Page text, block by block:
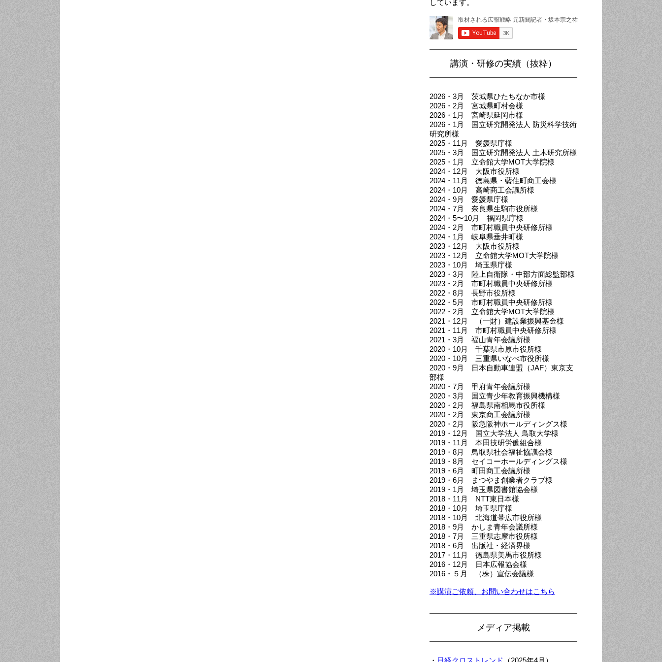
しています。
講演・研修の実績（抜粋）
2026・3月 茨城県ひたちなか市様
2026・2月 宮城県町村会様
2026・1月 宮崎県延岡市様
2026・1月 国立研究開発法人 防災科学技術
研究所様
2025・11月 愛媛県庁様
2025・3月 国立研究開発法人 土木研究所様
2025・1月 立命館大学MOT大学院様
2024・12月 大阪市役所様
2024・11月 徳島県・藍住町商工会様
2024・10月 高崎商工会議所様
2024・9月 愛媛県庁様
2024・7月 奈良県生駒市役所様
2024・5〜10月 福岡県庁様
2024・2月 市町村職員中央研修所様
2024・1月 岐阜県垂井町様
2023・12月 大阪市役所様
2023・12月 立命館大学MOT大学院様
2023・10月 埼玉県庁様
2023・3月 陸上自衛隊・中部方面総監部様
2023・2月 市町村職員中央研修所様
2022・8月 長野市役所様
2022・5月 市町村職員中央研修所様
2022・2月 立命館大学MOT大学院様
2021・12月 （一財）建設業振興基金様
2021・11月 市町村職員中央研修所様
2021・3月 福山青年会議所様
2020・10月 千葉県市原市役所様
2020・10月 三重県いなべ市役所様
2020・9月 日本自動車連盟（JAF）東京支
部様
2020・7月 甲府青年会議所様
2020・3月 国立青少年教育振興機構様
2020・2月 福島県南相馬市役所様
2020・2月 東京商工会議所様
2020・2月 阪急阪神ホールディングス様
2019・12月 国立大学法人 鳥取大学様
2019・11月 本田技研労働組合様
2019・8月 鳥取県社会福祉協議会様
2019・8月 セイコーホールディングス様
2019・6月 町田商工会議所様
2019・6月 まつやま創業者クラブ様
2019・1月 埼玉県図書館協会様
2018・11月 NTT東日本様
2018・10月 埼玉県庁様
2018・10月 北海道帯広市役所様
2018・9月 かしま青年会議所様
2018・7月 三重県志摩市役所様
2018・6月 出版社・経済界様
2017・11月 徳島県美馬市役所様
2016・12月 日本広報協会様
2016・５月 （株）宣伝会議様
※講演ご依頼、お問い合わせはこちら
メディア掲載
・ 日経クロストレンド （2025年4月）